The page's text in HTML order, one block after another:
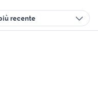
recente